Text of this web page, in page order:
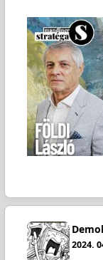
2024.